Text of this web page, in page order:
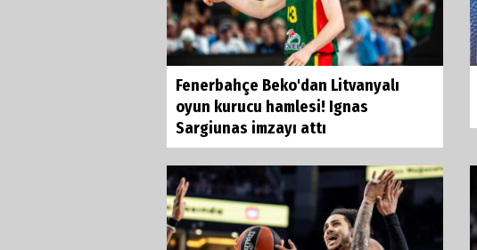
Fenerbahçe Beko'dan Litvanyalı
oyun kurucu hamlesi! Ignas
Sargiunas imzayı attı